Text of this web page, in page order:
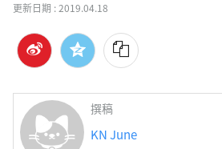
更新日期 :2019.04.18
撰稿
KN June